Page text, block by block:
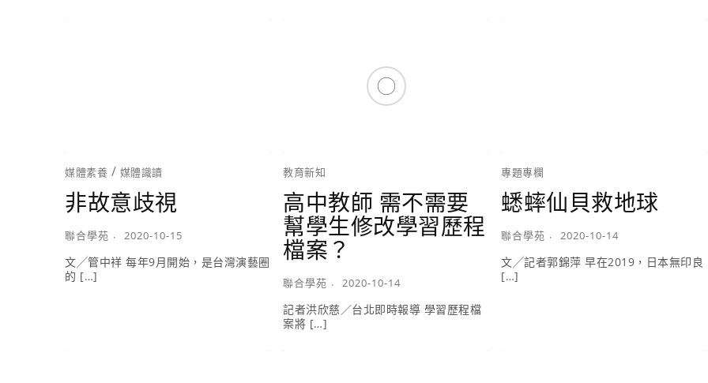
媒體素養 / 媒體識讀
非故意歧視
聯合學苑 2020-10-15
文╱管中祥 每年9月開始，是台灣演藝圈
的 […]
教育新知
高中教師 需不需要
幫學生修改學習歷程
檔案？
聯合學苑 2020-10-14
記者洪欣慈／台北即時報導 學習歷程檔
案將 […]
專題專欄
蟋蟀仙貝救地球
聯合學苑 2020-10-14
文╱記者郭錦萍 早在2019，日本無印良
[…]